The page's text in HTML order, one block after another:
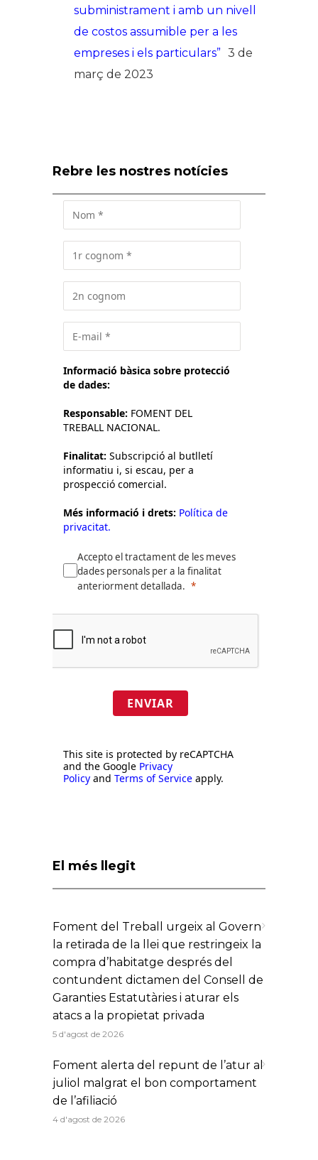
subministrament i amb un nivell
de costos assumible per a les
empreses i els particulars” 3 de
març de 2023
Rebre les nostres notícies
Informació bàsica sobre protecció
de dades:
Responsable: FOMENT DEL
TREBALL NACIONAL.
Finalitat: Subscripció al butlletí
informatiu i, si escau, per a
prospecció comercial.
Més informació i drets: Política de
privacitat.
Accepto el tractament de les meves
dades personals per a la finalitat
anteriorment detallada.
ENVIAR
This site is protected by reCAPTCHA
and the Google Privacy
Policy and Terms of Service apply.
El més llegit
Foment del Treball urgeix al Govern
la retirada de la llei que restringeix la
compra d’habitatge després del
contundent dictamen del Consell de
Garanties Estatutàries i aturar els
atacs a la propietat privada
5 d'agost de 2026
Foment alerta del repunt de l’atur al
juliol malgrat el bon comportament
de l’afiliació
4 d'agost de 2026